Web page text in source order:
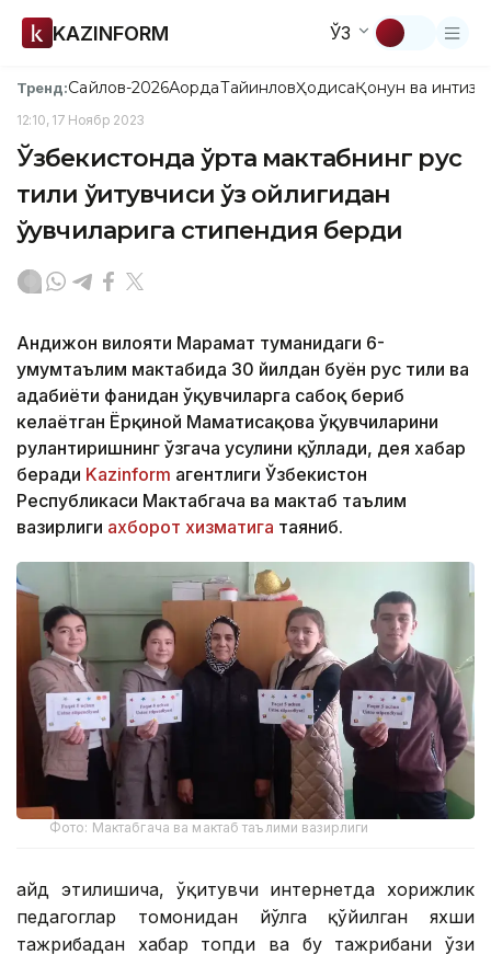
KAZINFORM ЎЗ
Тренд:Сайлов-2026АқордаТайинловҲодисаҚонун ва
12:10, 17 Ноябр 2023
Ўзбекистонда ўрта мактабнинг рус
тили ўқитувчиси ўз ойлигидан
ўқувчиларига стипендия берди
Андижон вилояти Марҳамат туманидаги 6-
умумтаълим мактабида 30 йилдан буён рус тили ва
адабиёти фанидан ўқувчиларга сабоқ бериб
келаётган Ёрқиной Маматисақова ўқувчиларини
руҳлантиришнинг ўзгача усулини қўллади, дея хабар
беради Kazinform агентлиги Ўзбекистон
Республикаси Мактабгача ва мактаб таълим
вазирлиги ахборот хизматига таяниб.
Фото: Мактабгача ва мактаб таълими вазирлиги
Қайд этилишича, ўқитувчи интернетда хорижлик
педагоглар томонидан йўлга қўйилган яхши
тажрибадан хабар топди ва бу тажрибани ўзи